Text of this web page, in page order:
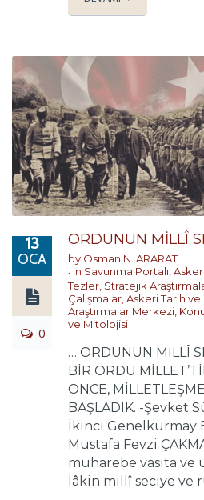
13
OCA
0
ORDUNUN MİLLÎ
by Osman N. ARARAT
in Savunma Portalı
Tezler Stratejik
Çalışmalar Askeri Tarih
Araştırmalar Merkezi
ve Mitolojisi
… ORDUNUN MİLLÎ
BİR ORDU
ÖNCE,
BAŞLADIK. -Şevket
İkinci Genelkurmay
Mustafa Fevzi
muharebe vasıta
lâkin millî seciye ve